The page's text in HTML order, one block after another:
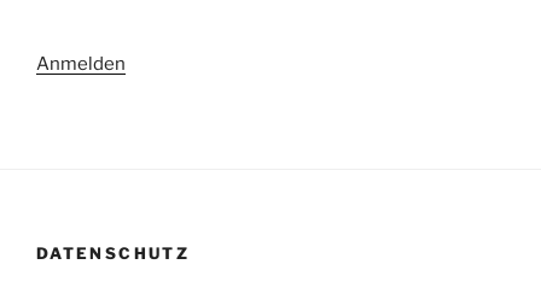
Anmelden
DATENSCHUTZ